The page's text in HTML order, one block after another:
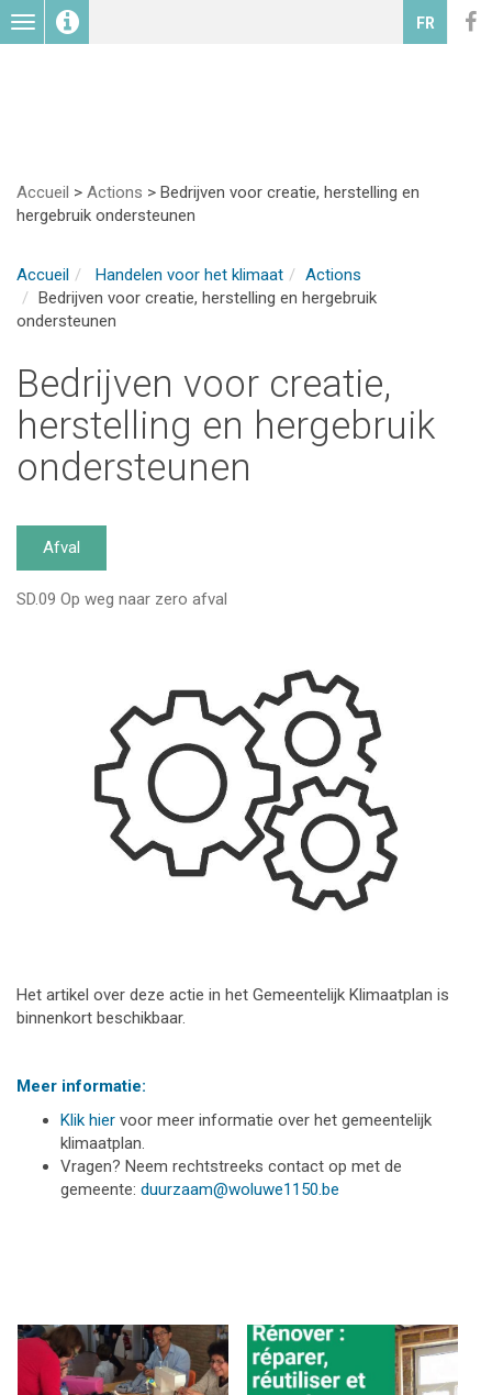
Toggle
navigation
FR
Accueil > Actions > Bedrijven voor creatie, herstelling en
hergebruik ondersteunen
Accueil Handelen voor het klimaat
Actions
Bedrijven voor creatie, herstelling en hergebruik
ondersteunen
Bedrijven voor creatie,
herstelling en hergebruik
ondersteunen
Afval
SD.09 Op weg naar zero afval
Het artikel over deze actie in het Gemeentelijk Klimaatplan is
binnenkort beschikbaar.
Meer informatie:
Klik hier voor meer informatie over het gemeentelijk
klimaatplan.
Vragen? Neem rechtstreeks contact op met de
gemeente: duurzaam@woluwe1150.be